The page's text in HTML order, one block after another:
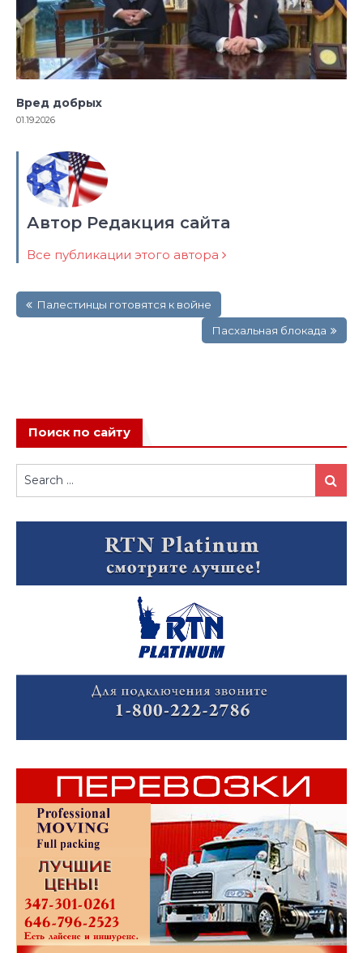
Вред добрых
01.19.2026
Автор Редакция сайта
Все публикации этого автора
по Палестинцы готовятся к войне
Пасхальная блокада
Поиск по сайту
Search
for:
Search